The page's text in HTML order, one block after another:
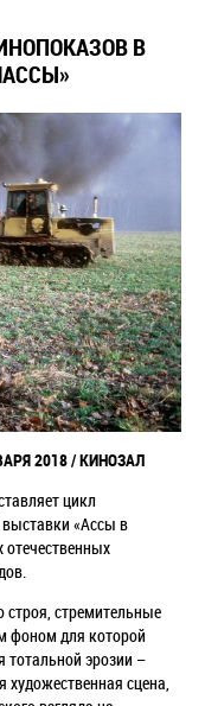
В
2018 / КИНОЗАЛ
цикл
«Ассы в
строя, стремительные
фоном для которой
эрозии –
сцена,